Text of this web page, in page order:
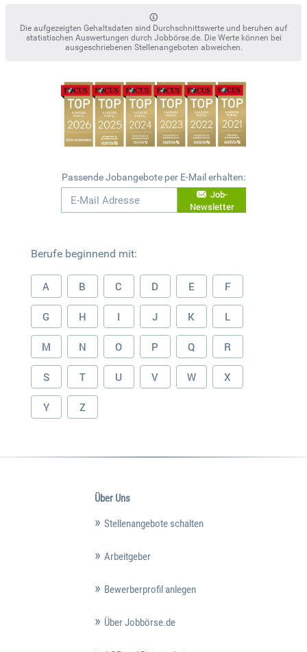
Die aufgezeigten Gehaltsdaten sind Durchschnittswerte und beruhen auf
statistischen Auswertungen durch Jobbörse.de. Die Werte können bei
ausgeschriebenen Stellenangeboten abweichen.
Passende Jobangebote per E-Mail erhalten:
Job-
Newsletter
Berufe beginnend mit:
A B C D E F
G H I J K L
M N O P Q R
S T U V W X
Y Z
Über Uns
Stellenangebote schalten
Arbeitgeber
Bewerberprofil anlegen
Über Jobbörse.de